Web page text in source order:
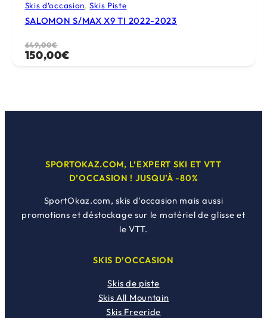
Skis d’occasion, Skis Piste
SALOMON S/MAX X9 TI 2022-2023
649,00€
Le
prix
649,00€.
150,00€
Le
prix
150,00€.
SPORTOKAZ.COM, L’EXPERT SKI ET VTT
D’OCCASION ! JUSQU’À -80%
SportOkaz.com, skis d’occasion mais aussi
promotions et déstockage sur le matériel de glisse et
le VTT.
SKIS D’OCCASION
Skis de piste
Skis All Mountain
Skis Freeride